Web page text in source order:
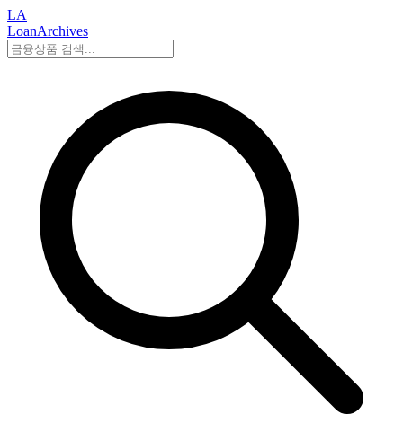
LA
LoanArchives